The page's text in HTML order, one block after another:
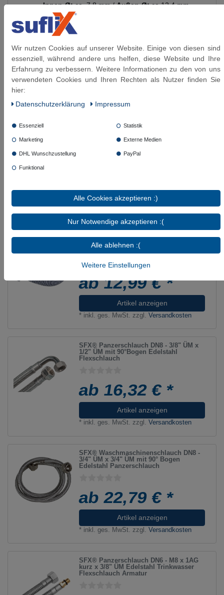
Innen-Ø:ca. 7,8 mm /Außen-Ø:ca.12,4 mm
Biegeradius:
Anschlüsse:
Umflechtung und
1.4301
Gewinde: flachdichtendem Gewinde DIN 228
(G-Gewinde)
Betriebsdruck:bis 10 bar anwendbar
(Raumtemperatur) & Kühlwasser mit Glykol
Beimischung (max. 50%)
Trinkwasser-Eignung: Schlauchleitung gemäß
Diese Artikel könnten Sie auch interessieren:
Spiral-Ablaufschlauch für
Waschmaschine & Spülmaschine, in 6
Längen von 1m bis 3,5m
ab 12,99 € *
Artikel anzeigen
* inkl. ges. MwSt. zzgl.Versandkosten
SFX® Panzerschlauch DN8 - 3/8" ÜM x
1/2" ÜM mit 90°Bogen Edelstahl
Flexschlauch
ab 16,32 € *
Artikel anzeigen
* inkl. ges. MwSt. zzgl.Versandkosten
SFX® Waschmaschinenschlauch DN8 -
3/4" ÜM x 3/4" ÜM mit 90° Bogen
Edelstahl Panzerschlauch
ab 22,79 € *
Artikel anzeigen
* inkl. ges. MwSt. zzgl.Versandkosten
SFX® Panzerschlauch DN6 - M8 x 1AG
kurz x 3/8" ÜM Edelstahl Trinkwasser
Flexschlauch Armatur
Wir nutzen Cookies auf unserer Website. Einige von diesen sind
essenziell, während andere uns helfen, diese Website und Ihre
Erfahrung zu verbessern. Weitere Informationen zu den von uns
verwendeten Cookies und Ihren Rechten als Nutzer finden Sie
hier:
Daten­schutz­erklärung
Impressum
Essenziell Statistik
Marketing Externe Medien
DHL Wunschzustellung PayPal
Funktional
Alle Cookies akzeptieren :)
Nur Notwendige akzeptieren :(
Alle ablehnen :(
Weitere Einstellungen